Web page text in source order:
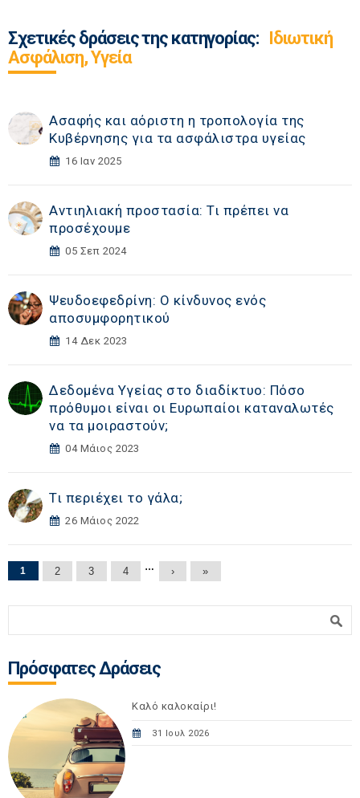
Σχετικές δράσεις της κατηγορίας: Ιδιωτική
Ασφάλιση, Υγεία
Ασαφής και αόριστη η τροπολογία της
Κυβέρνησης για τα ασφάλιστρα υγείας
16 Ιαν 2025
Αντιηλιακή προστασία: Τι πρέπει να
προσέχουμε
05 Σεπ 2024
Ψευδοεφεδρίνη: Ο κίνδυνος ενός
αποσυμφορητικού
14 Δεκ 2023
Δεδομένα Υγείας στο διαδίκτυο: Πόσο
πρόθυμοι είναι οι Ευρωπαίοι καταναλωτές
να τα μοιραστούν;
04 Μάιος 2023
Τι περιέχει το γάλα;
26 Μάιος 2022
Σελίδες
1 2 3 4 … › »
Πρόσφατες Δράσεις
Καλό καλοκαίρι!
31 Ιουλ 2026